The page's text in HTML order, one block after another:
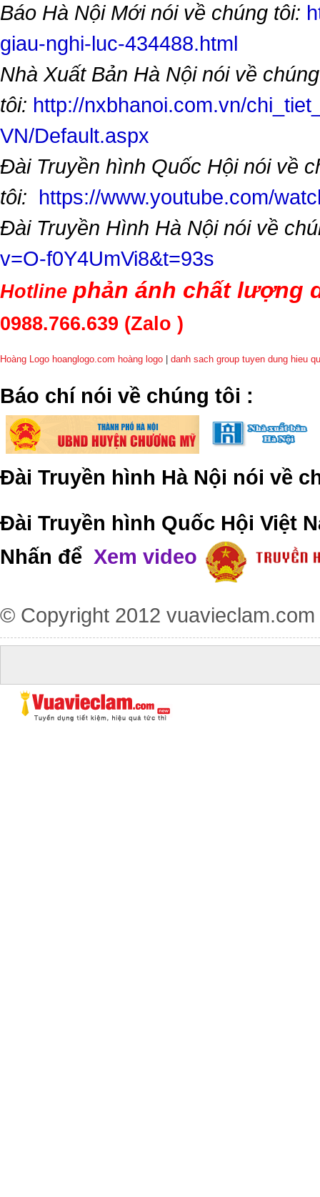
Báo Hà Nội Mới nói về chúng tôi:
giau-nghi-luc-434488.html
Nhà Xuất Bản Hà Nội nói về chúng
tôi: http://nxbhanoi.com.vn/
VN/Default.aspx
Đài Truyền hình Quốc Hội nói về
tôi: https://www.youtube.com/
Đài Truyền Hình Hà Nội nói về
v=O-f0Y4UmVi8&t=93s
Hotline phản ánh chất lượng
0988.766.639 (Zalo )
Hoàng Logo hoanglogo.com hoàng logo danh sach group tuyen dung hieu
​Báo chí nói về chúng tôi :
Đài Truyền hình Hà Nội nói về
Đài Truyền hình Quốc Hội Việt
Nhấn để Xem video
© Copyright 2012 vuavieclam.com